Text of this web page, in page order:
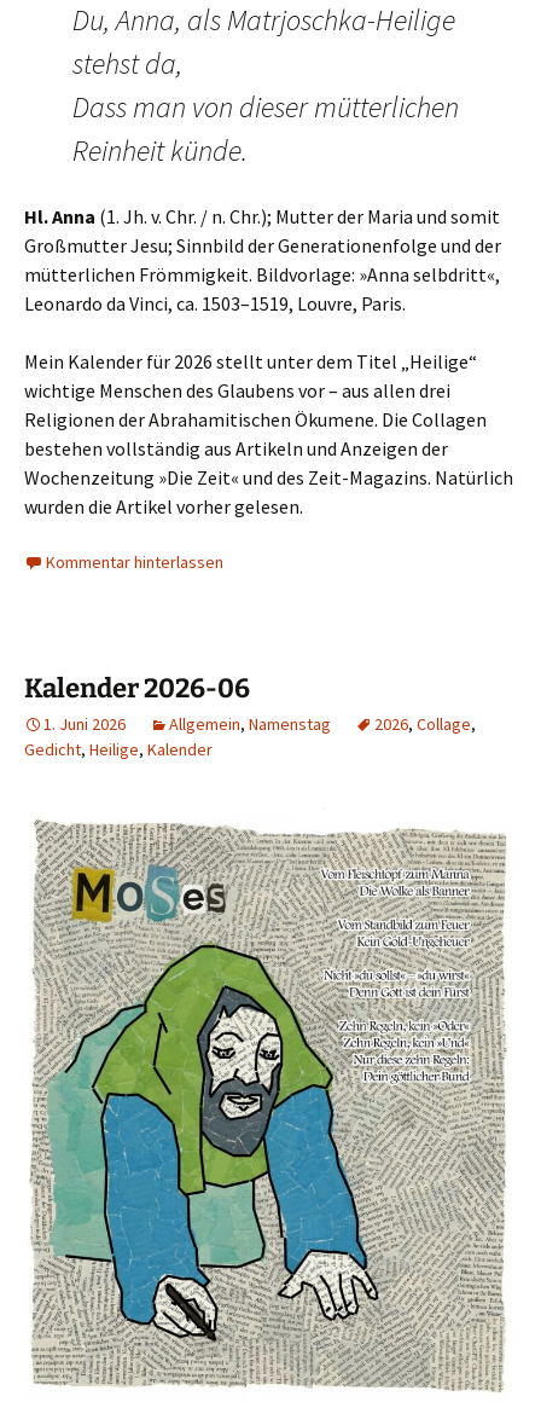
Du, Anna, als Matrjoschka-Heilige
stehst da,
Dass man von dieser mütterlichen
Reinheit künde.
Hl. Anna (1. Jh. v. Chr. / n. Chr.); Mutter der Maria und somit
Großmutter Jesu; Sinnbild der Generationenfolge und der
mütterlichen Frömmigkeit. Bildvorlage: »Anna selbdritt«,
Leonardo da Vinci, ca. 1503–1519, Louvre, Paris.
Mein Kalender für 2026 stellt unter dem Titel „Heilige“
wichtige Menschen des Glaubens vor – aus allen drei
Religionen der Abrahamitischen Ökumene. Die Collagen
bestehen vollständig aus Artikeln und Anzeigen der
Wochenzeitung »Die Zeit« und des Zeit-Magazins. Natürlich
wurden die Artikel vorher gelesen.
Kommentar hinterlassen
Kalender 2026-06
1. Juni 2026 Allgemein, Namenstag 2026, Collage,
Gedicht, Heilige, Kalender